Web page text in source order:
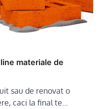
materiale de
sau de renovat o
caci la final te…